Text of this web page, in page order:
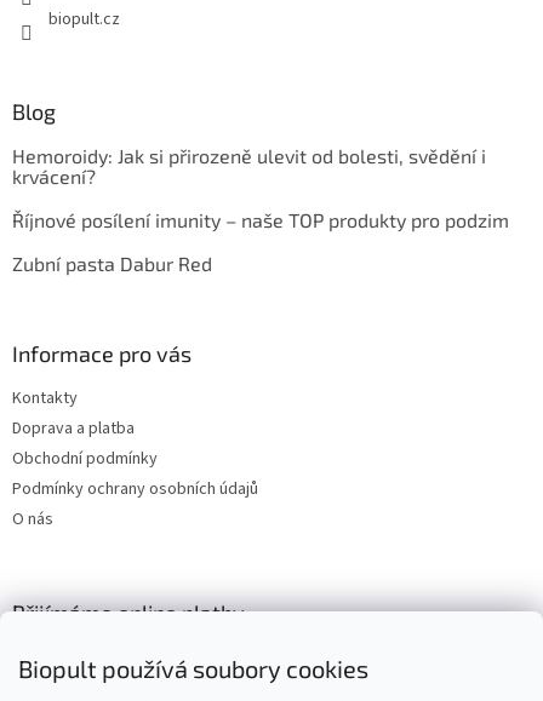
Biopult používá soubory cookies
biopult.cz
Blog
Hemoroidy: Jak si přirozeně ulevit od bolesti, svědění i
krvácení?
Říjnové posílení imunity – naše TOP produkty pro podzim
Zubní pasta Dabur Red
Informace pro vás
Kontakty
Doprava a platba
Obchodní podmínky
Podmínky ochrany osobních údajů
O nás
Přijímáme online platby